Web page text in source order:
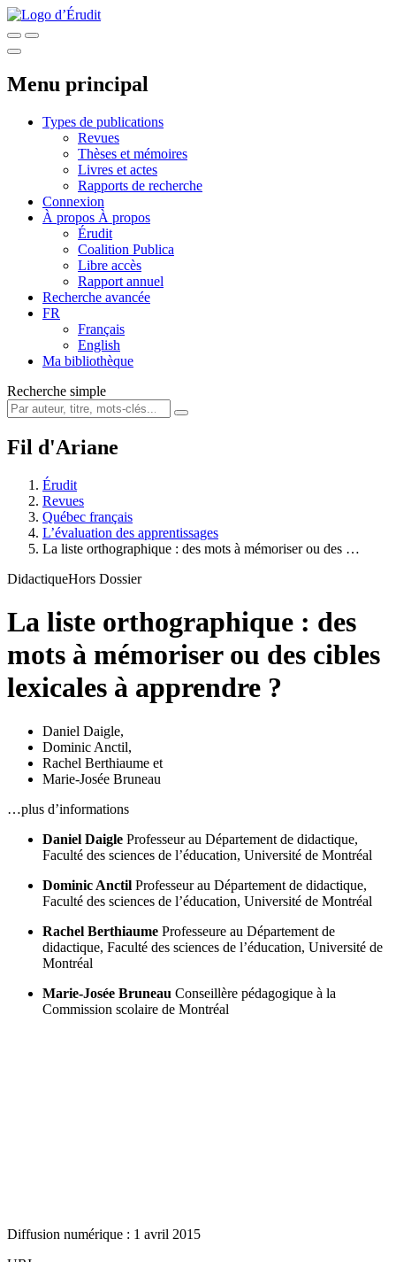
Menu principal
Types de publications
Revues
Thèses et mémoires
Livres et actes
Rapports de recherche
Connexion
À propos À propos
Érudit
Coalition Publica
Libre accès
Rapport annuel
Recherche avancée
FR
Français
English
Ma bibliothèque
Recherche simple
Fil d'Ariane
Érudit
Revues
Québec français
L’évaluation des apprentissages
La liste orthographique : des mots à mémoriser ou des …
DidactiqueHors Dossier
La liste orthographique : des
mots à mémoriser ou des cibles
lexicales à apprendre ?
Daniel Daigle,
Dominic Anctil,
Rachel Berthiaume et
Marie-Josée Bruneau
…plus d’informations
Daniel Daigle Professeur au Département de didactique,
Faculté des sciences de l’éducation, Université de Montréal
Dominic Anctil Professeur au Département de didactique,
Faculté des sciences de l’éducation, Université de Montréal
Rachel Berthiaume Professeure au Département de
didactique, Faculté des sciences de l’éducation, Université de
Montréal
Marie-Josée Bruneau Conseillère pédagogique à la
Commission scolaire de Montréal
Diffusion numérique : 1 avril 2015